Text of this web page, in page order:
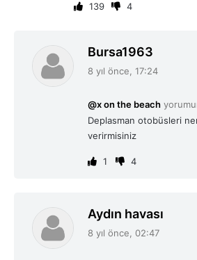
139 4
Bursa1963
e
8 yıl önce, 17:24
@x on the beach
Deplasman otobüsleri
verirmisiniz
1 4
Aydın havası
8 yıl önce, 02:47